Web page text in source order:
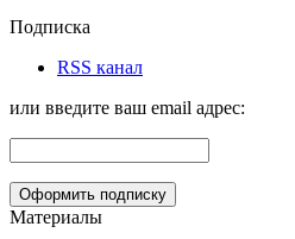
Подписка
RSS канал
или введите ваш email адрес:
Материалы